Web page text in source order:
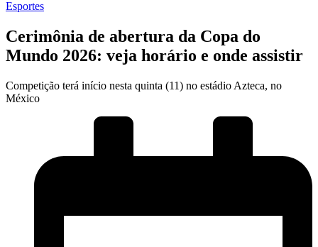
Esportes
Cerimônia de abertura da Copa do
Mundo 2026: veja horário e onde assistir
Competição terá início nesta quinta (11) no estádio Azteca, no
México